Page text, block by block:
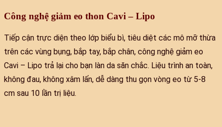
Công nghệ giảm eo thon Cavi – Lipo
Tiếp cận trực diện theo lớp biểu bì, tiêu diệt các mô mỡ thừa
trên các vùng bụng, bắp tay, bắp chân, công nghệ giảm eo
Cavi – Lipo trả lại cho bạn làn da săn chắc. Liệu trình an toàn,
không đau, không xâm lấn, dễ dàng thu gọn vòng eo từ 5-8
cm sau 10 lần trị liệu.